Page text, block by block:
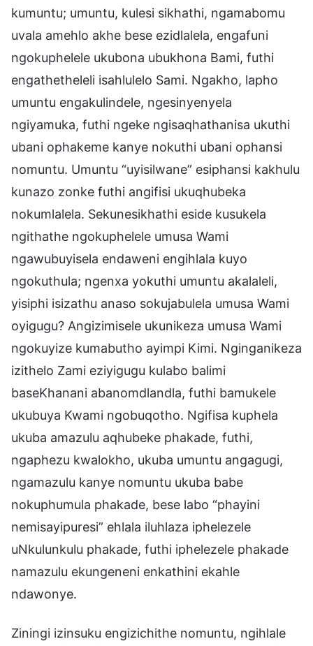
kumuntu; umuntu, kulesi sikhathi, ngamabomu
uvala amehlo akhe bese ezidlalela, engafuni
ngokuphelele ukubona ubukhona Bami, futhi
engathetheleli isahlulelo Sami. Ngakho, lapho
umuntu engakulindele, ngesinyenyela
ngiyamuka, futhi ngeke ngisaqhathanisa ukuthi
ubani ophakeme kanye nokuthi ubani ophansi
nomuntu. Umuntu “uyisilwane” esiphansi kakhulu
kunazo zonke futhi angifisi ukuqhubeka
nokumlalela. Sekunesikhathi eside kusukela
ngithathe ngokuphelele umusa Wami
ngawubuyisela endaweni engihlala kuyo
ngokuthula; ngenxa yokuthi umuntu akalaleli,
yisiphi isizathu anaso sokujabulela umusa Wami
oyigugu? Angizimisele ukunikeza umusa Wami
ngokuyize kumabutho ayimpi Kimi. Nginganikeza
izithelo Zami eziyigugu kulabo balimi
baseKhanani abanomdlandla, futhi bamukele
ukubuya Kwami ngobuqotho. Ngifisa kuphela
ukuba amazulu aqhubeke phakade, futhi,
ngaphezu kwalokho, ukuba umuntu angagugi,
ngamazulu kanye nomuntu ukuba babe
nokuphumula phakade, bese labo “phayini
nemisayipuresi” ehlala iluhlaza iphelezele
uNkulunkulu phakade, futhi iphelezele phakade
namazulu ekungeneni enkathini ekahle
ndawonye.
Ziningi izinsuku engizichithe nomuntu, ngihlale